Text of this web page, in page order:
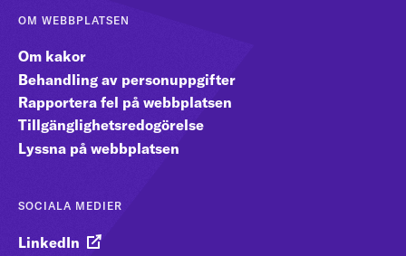
OM WEBBPLATSEN
Om kakor
Behandling av personuppgifter
Rapportera fel på webbplatsen
Tillgänglighetsredogörelse
Lyssna på webbplatsen
SOCIALA MEDIER
LinkedIn